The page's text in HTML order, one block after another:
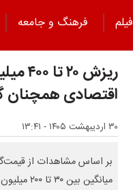
فرهنگ و جامعه
ریزش
اقتصادی همچنان
۳۰ اردیبهشت ۱۴۰۵ - ۱۳:۴۱
بر اساس مشاهدات از